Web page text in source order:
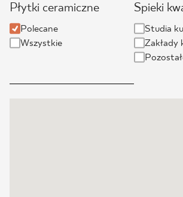
GDZIE KUPIĆ
O NAS
Płytki ceramiczne
Polecane
Wszystkie
Spieki
Studia
Zakłady